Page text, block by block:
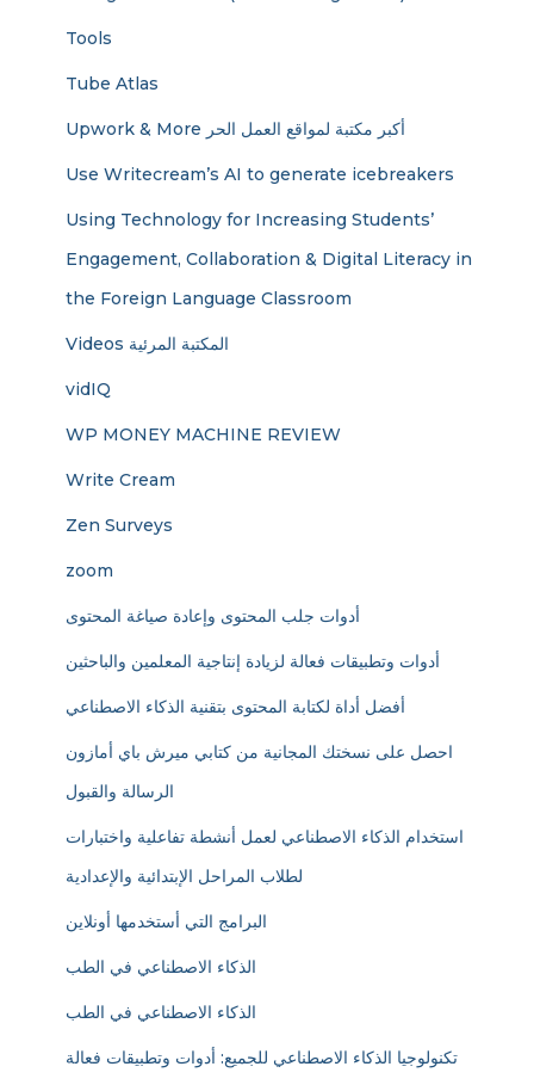
Tools
Tube Atlas
Upwork & More أكبر مكتبة لمواقع العمل الحر
Use Writecream’s AI to generate icebreakers
Using Technology for Increasing Students’
Engagement, Collaboration & Digital Literacy in
the Foreign Language Classroom
Videos المكتبة المرئية
vidIQ
WP MONEY MACHINE REVIEW
Write Cream
Zen Surveys
zoom
أدوات جلب المحتوى وإعادة صياغة المحتوى
أدوات وتطبيقات فعالة لزيادة إنتاجية المعلمين والباحثين
أفضل أداة لكتابة المحتوى بتقنية الذكاء الاصطناعي
احصل على نسختك المجانية من كتابي ميرش باي أمازون
الرسالة والقبول
استخدام الذكاء الاصطناعي لعمل أنشطة تفاعلية واختبارات
لطلاب المراحل الإبتدائية والإعدادية
البرامج التي أستخدمها أونلاين
الذكاء الاصطناعي في الطب
الذكاء الاصطناعي في الطب
تكنولوجيا الذكاء الاصطناعي للجميع: أدوات وتطبيقات فعالة